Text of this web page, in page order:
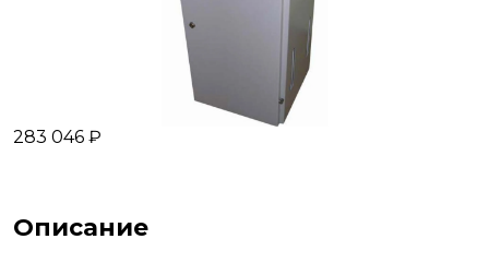
283 046 ₽
Описание